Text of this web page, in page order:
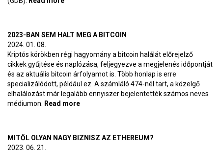
2023-BAN SEM HALT MEG A BITCOIN
2024. 01. 08.
Kriptós körökben régi hagyomány a bitcoin halálát előrejelző
cikkek gyűjtése és naplózása, feljegyezve a megjelenés időpontját
és az aktuális bitcoin árfolyamot is. Több honlap is erre
specializálódott, például ez. A számláló 474-nél tart, a közelgő
elhalálozást már legalább ennyiszer bejelentették számos neves
médiumon.
Read more
MITŐL OLYAN NAGY BIZNISZ AZ ETHEREUM?
2023. 06. 21.